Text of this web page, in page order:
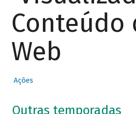
Conteúdo
Web
Ações
Outras temporadas